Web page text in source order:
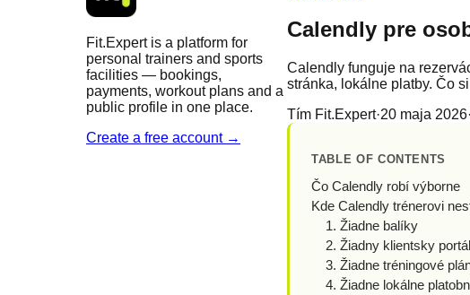
Fit.Expert is a platform for
personal trainers and sports
facilities — bookings,
payments, workout plans and a
public profile in one place.
Create a free account→
Calendly pre
Calendly funguje na
stránka, lokálne platby. Čo
Tím Fit.Expert·20 maja 2026·
TABLE OF CONTENTS
Čo Calendly robí výborne
Kde Calendly trénerovi
1. Žiadne balíky
2. Žiadny klientsky portál
3. Žiadne tréningové
4. Žiadne lokálne